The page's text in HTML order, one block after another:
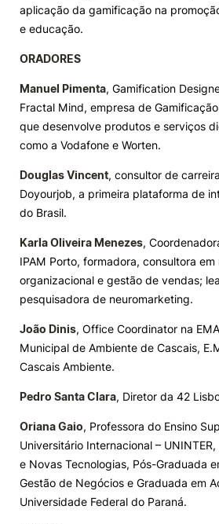
aplicação da gamificação na
e educação.
ORADORES
Manuel Pimenta, Gamification
Fractal Mind, empresa de
que desenvolve produtos e serviços
como a Vodafone e Worten.
Douglas Vincent, consultor de
Doyourjob, a primeira plataforma de
do Brasil.
Karla Oliveira Menezes,
IPAM Porto, formadora, consultora
organizacional e gestão de vendas;
pesquisadora de neuromarketing.
João Dinis, Office Coordinator na
Municipal de Ambiente de Cascais,
Cascais Ambiente.
Pedro Santa Clara, Diretor da 42
Oriana Gaio, Professora do Ensino
Universitário Internacional –
e Novas Tecnologias, Pós-Graduada
Gestão de Negócios e Graduada em
Universidade Federal do Paraná.